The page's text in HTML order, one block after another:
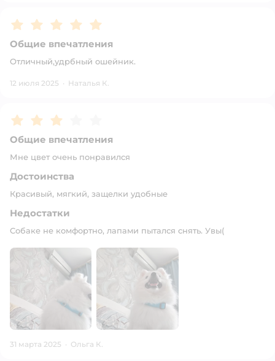
Рейтинг:5
Общие впечатления
Отличный,удрбный ошейник.
12 июля 2025 · Наталья К.
Рейтинг:3
Общие впечатления
Мне цвет очень понравился
Достоинства
Красивый, мягкий, защелки удобные
Недостатки
Собаке не комфортно, лапами пытался снять. Увы(
31 марта 2025 · Ольга К.